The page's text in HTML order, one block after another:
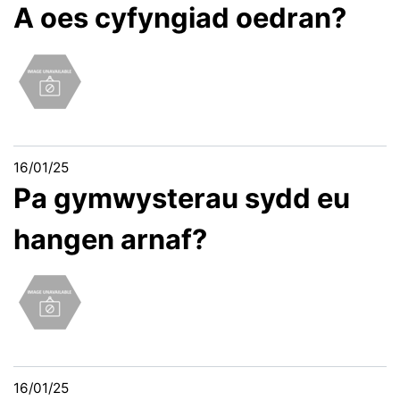
A oes cyfyngiad oedran?
16/01/25
Pa gymwysterau sydd eu
hangen arnaf?
16/01/25